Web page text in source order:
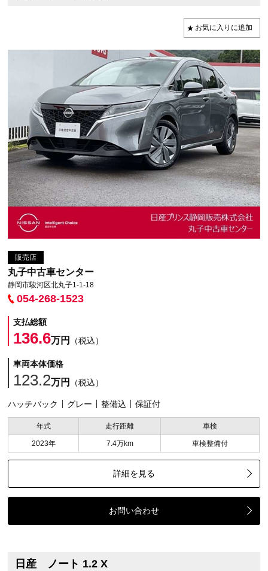
販売店
丸子中古車センター
静岡市駿河区北丸子1-1-18
054-268-1523
支払総額
136.6万円 （税込）
車両本体価格
123.2万円 （税込）
ハッチバック グレー 整備込 保証付
年式 走行距離 車検
2023年 7.4万km 車検整備付
詳細を見る
お問い合わせ
日産 ノート 1.2 X